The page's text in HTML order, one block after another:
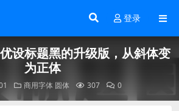
登录
优设标题黑的升级版，从斜体变
为正体
商用字体 圆体 307 0